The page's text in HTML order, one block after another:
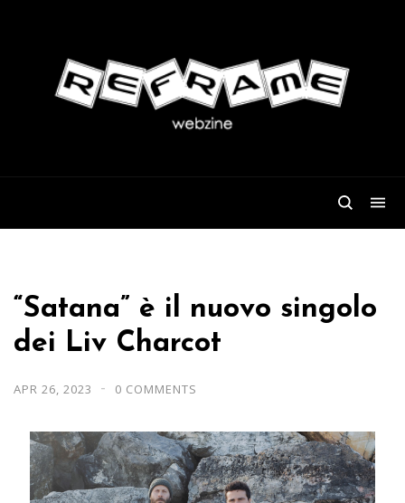
“Satana” è il nuovo singolo
dei Liv Charcot
APR 26, 2023 0 COMMENTS